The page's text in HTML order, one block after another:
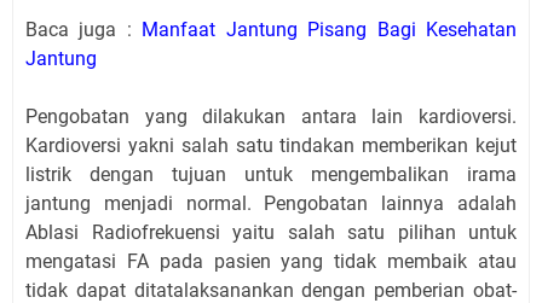
Baca juga : Manfaat Jantung Pisang Bagi Kesehatan
Jantung
Pengobatan yang dilakukan antara lain kardioversi.
Kardioversi yakni salah satu tindakan memberikan kejut
listrik dengan tujuan untuk mengembalikan irama
jantung menjadi normal. Pengobatan lainnya adalah
Ablasi Radiofrekuensi yaitu salah satu pilihan untuk
mengatasi FA pada pasien yang tidak membaik atau
tidak dapat ditatalaksanankan dengan pemberian obat-